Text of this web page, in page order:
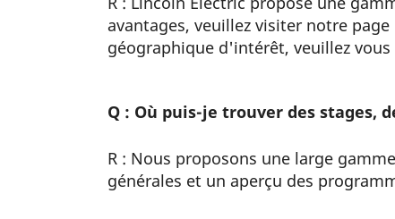
avantages, veuillez visiter notre page
géographique d'intérêt, veuillez
Q : Où puis-je trouver des stages,
R : Nous proposons une large
générales et un aperçu des